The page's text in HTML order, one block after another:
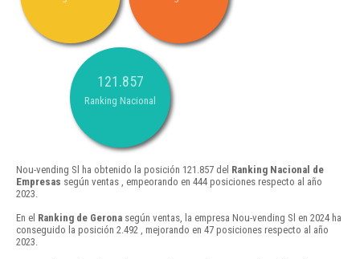
121.857
Ranking Nacional
Nou-vending Sl ha obtenido la posición 121.857 del Ranking Nacional de
Empresas según ventas , empeorando en 444 posiciones respecto al año
2023.
En el Ranking de Gerona según ventas, la empresa Nou-vending Sl en 2024 ha
conseguido la posición 2.492 , mejorando en 47 posiciones respecto al año
2023.